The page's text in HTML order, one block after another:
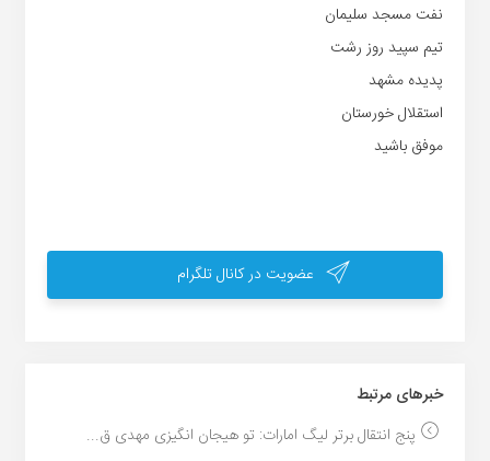
نفت مسجد سلیمان
تیم سپید روز رشت
پدیده مشهد
استقلال خورستان
موفق باشید
عضویت در کانال تلگرام
خبر‌های مرتبط
پنج انتقال برتر لیگ امارات: تو هیجان انگیزی مهدی ق...